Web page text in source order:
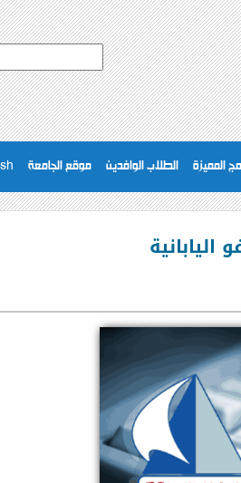
المميزة الطلاب الوافدين موقع الجامعة